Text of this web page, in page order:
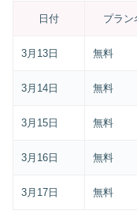
日付 プラン
3月13日 無料
3月14日 無料
3月15日 無料
3月16日 無料
3月17日 無料